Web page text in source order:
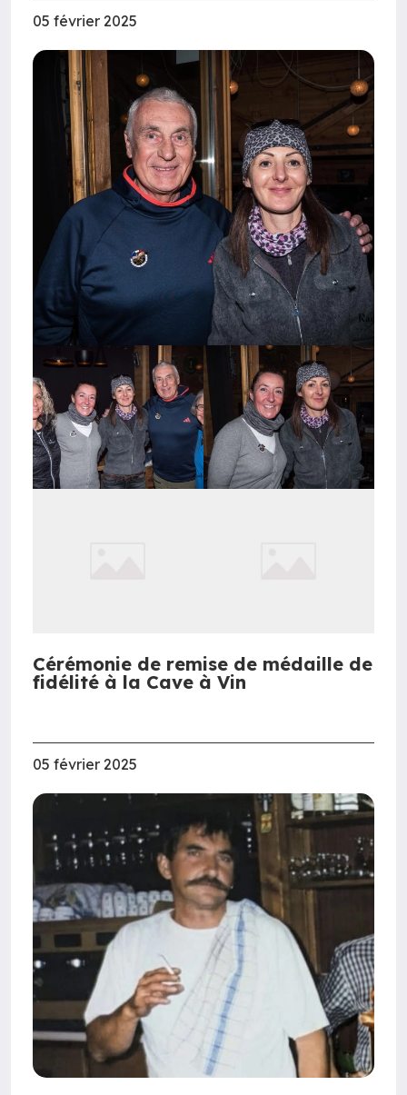
05 février 2025
Cérémonie de remise de médaille de
fidélité à la Cave à Vin
05 février 2025